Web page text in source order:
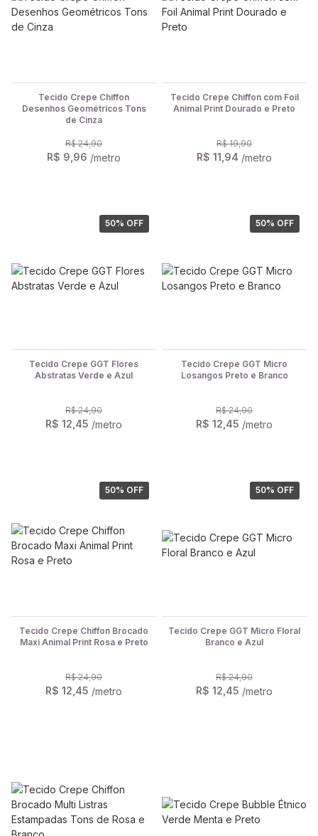
Tecido Crepe Chiffon
Desenhos Geométricos Tons
de Cinza
R$ 24,90
R$ 9,96 /metro
Tecido Crepe Chiffon com Foil
Animal Print Dourado e Preto
R$ 19,90
R$ 11,94 /metro
50% OFF
Tecido Crepe GGT Flores
Abstratas Verde e Azul
R$ 24,90
R$ 12,45 /metro
50% OFF
Tecido Crepe GGT Micro
Losangos Preto e Branco
R$ 24,90
R$ 12,45 /metro
50% OFF
Tecido Crepe Chiffon Brocado
Maxi Animal Print Rosa e Preto
R$ 24,90
R$ 12,45 /metro
50% OFF
Tecido Crepe GGT Micro Floral
Branco e Azul
R$ 24,90
R$ 12,45 /metro